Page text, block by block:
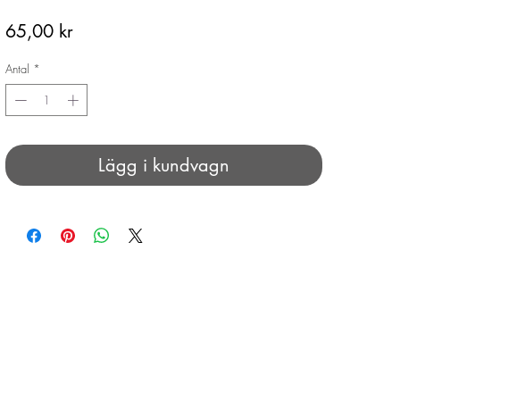
65,00 krPris
Antal *
Lägg i kundvagn